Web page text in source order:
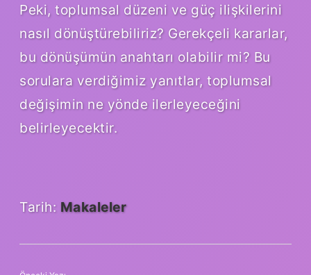
Peki, toplumsal düzeni ve güç ilişkilerini
nasıl dönüştürebiliriz? Gerekçeli kararlar,
bu dönüşümün anahtarı olabilir mi? Bu
sorulara verdiğimiz yanıtlar, toplumsal
değişimin ne yönde ilerleyeceğini
belirleyecektir.
Tarih: Makaleler